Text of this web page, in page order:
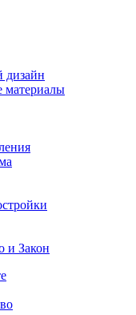
материалы
и Закон